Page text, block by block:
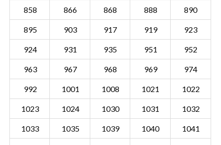
858 866 868 888 890
895 903 917 919 923
924 931 935 951 952
963 967 968 969 974
992 1001 1008 1021 1022
1023 1024 1030 1031 1032
1033 1035 1039 1040 1041
Sectie MDB02 C
Gemeente Medemblik
Details